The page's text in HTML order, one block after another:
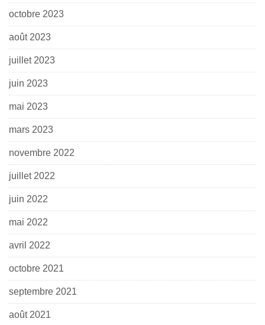
octobre 2023
août 2023
juillet 2023
juin 2023
mai 2023
mars 2023
novembre 2022
juillet 2022
juin 2022
mai 2022
avril 2022
octobre 2021
septembre 2021
août 2021